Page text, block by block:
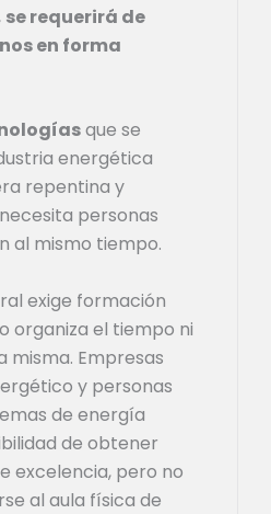
se requerirá de
en forma
que se
energética
repentina y
personas
al mismo tiempo.
exige formación
organiza el tiempo ni
misma. Empresas
y personas
de energía
de obtener
excelencia, pero no
al aula física de